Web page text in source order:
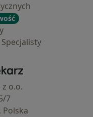
- Strona główna
z o.o.
7
Polska